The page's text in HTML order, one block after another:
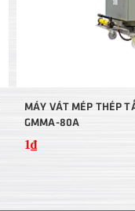
MÁY VÁT MÉP THÉP
GMMA-80A
1₫